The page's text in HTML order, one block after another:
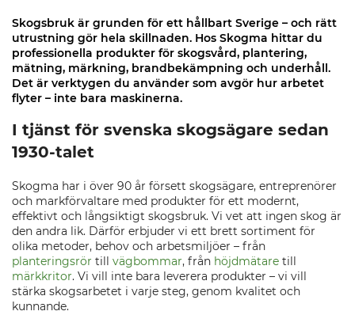
Skogsbruk är grunden för ett hållbart Sverige – och rätt
utrustning gör hela skillnaden. Hos Skogma hittar du
professionella produkter för skogsvård, plantering,
mätning, märkning, brandbekämpning och underhåll.
Det är verktygen du använder som avgör hur arbetet
flyter – inte bara maskinerna.
I tjänst för svenska skogsägare sedan
1930-talet
Skogma har i över 90 år försett skogsägare, entreprenörer
och markförvaltare med produkter för ett modernt,
effektivt och långsiktigt skogsbruk. Vi vet att ingen skog är
den andra lik. Därför erbjuder vi ett brett sortiment för
olika metoder, behov och arbetsmiljöer – från
planteringsrör till vägbommar, från höjdmätare till
märkkritor. Vi vill inte bara leverera produkter – vi vill
stärka skogsarbetet i varje steg, genom kvalitet och
kunnande.